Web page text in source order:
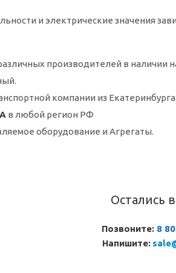
и электрические значения
производителей в наличии
компании из Екатеринбурга.
в любой регион РФ
оборудование и Агрегаты.
Остались
Позвоните: 8
Напишите: